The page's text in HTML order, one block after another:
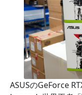
ASUSのGeForce